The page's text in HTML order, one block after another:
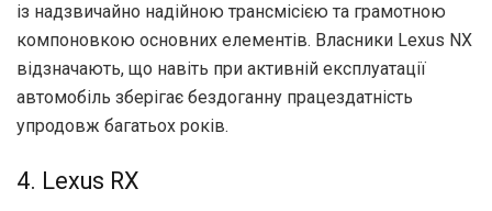
із надзвичайно надійною трансмісією та грамотною
компоновкою основних елементів. Власники Lexus NX
відзначають, що навіть при активній експлуатації
автомобіль зберігає бездоганну працездатність
упродовж багатьох років.
4. Lexus RX